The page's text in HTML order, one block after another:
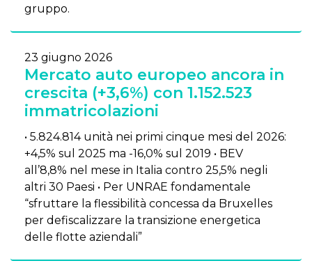
gruppo.
23 giugno 2026
Mercato auto europeo ancora in
crescita (+3,6%) con 1.152.523
immatricolazioni
• 5.824.814 unità nei primi cinque mesi del 2026:
+4,5% sul 2025 ma -16,0% sul 2019 • BEV
all’8,8% nel mese in Italia contro 25,5% negli
altri 30 Paesi • Per UNRAE fondamentale
“sfruttare la flessibilità concessa da Bruxelles
per defiscalizzare la transizione energetica
delle flotte aziendali”